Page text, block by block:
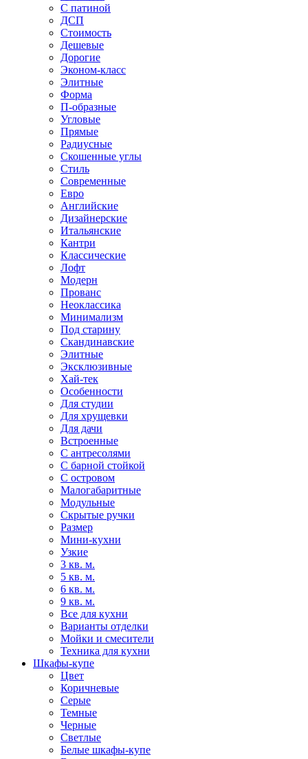
С патиной
ДСП
Стоимость
Дешевые
Дорогие
Эконом-класс
Элитные
Форма
П-образные
Угловые
Прямые
Радиусные
Скошенные углы
Стиль
Современные
Евро
Английские
Дизайнерские
Итальянские
Кантри
Классические
Лофт
Модерн
Прованс
Неоклассика
Минимализм
Под старину
Скандинавские
Элитные
Эксклюзивные
Хай-тек
Особенности
Для студии
Для хрущевки
Для дачи
Встроенные
С антресолями
С барной стойкой
С островом
Малогабаритные
Модульные
Скрытые ручки
Размер
Мини-кухни
Узкие
3 кв. м.
5 кв. м.
6 кв. м.
9 кв. м.
Все для кухни
Варианты отделки
Мойки и смесители
Техника для кухни
Шкафы-купе
Цвет
Коричневые
Серые
Темные
Черные
Светлые
Белые шкафы-купе